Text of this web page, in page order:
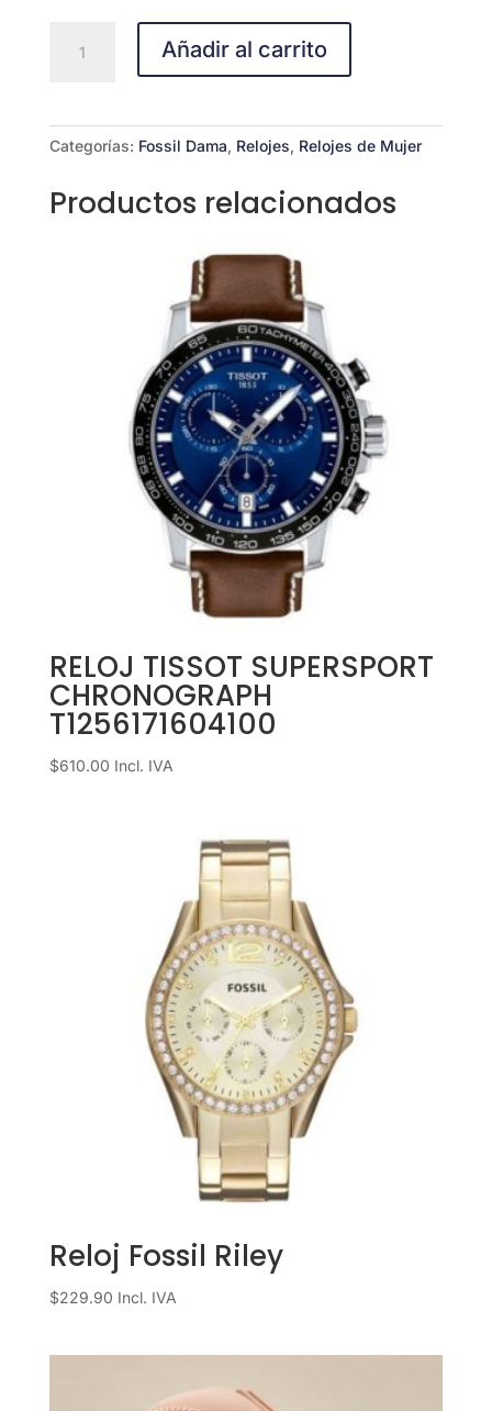
TILLIE
Añadir al carrito
Categorías: Fossil Dama, Relojes, Relojes de Mujer
Productos relacionados
RELOJ TISSOT SUPERSPORT
CHRONOGRAPH
T1256171604100
$610.00 Incl. IVA
Reloj Fossil Riley
$229.90 Incl. IVA